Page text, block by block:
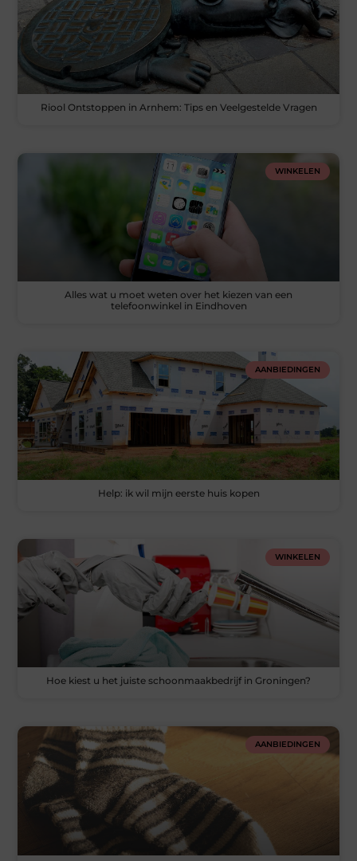
Riool Ontstoppen in Arnhem: Tips en Veelgestelde Vragen
WINKELEN
Alles wat u moet weten over het kiezen van een
telefoonwinkel in Eindhoven
AANBIEDINGEN
Help: ik wil mijn eerste huis kopen
WINKELEN
Hoe kiest u het juiste schoonmaakbedrijf in Groningen?
AANBIEDINGEN